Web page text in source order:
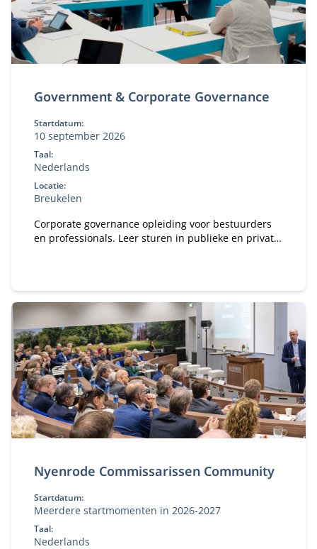
Government & Corporate Governance
Startdatum:
10 september 2026
Taal:
Nederlands
Locatie:
Breukelen
Corporate governance opleiding voor bestuurders
en professionals. Leer sturen in publieke en private
Nyenrode Commissarissen Community
Startdatum:
Meerdere startmomenten in 2026-2027
Taal:
Nederlands